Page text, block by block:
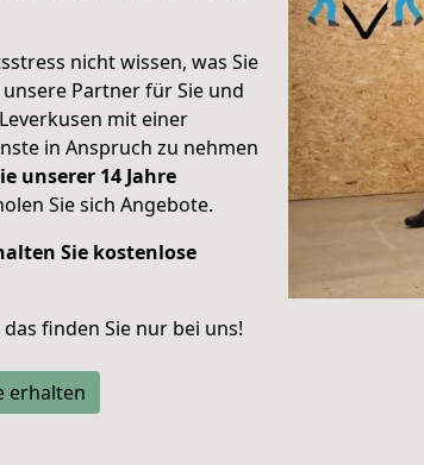
nicht wissen, was Sie
Partner für Sie und
mit einer
in Anspruch zu nehmen
unserer 14 Jahre
Sie sich Angebote.
Sie kostenlose
das finden Sie nur bei uns!
erhalten